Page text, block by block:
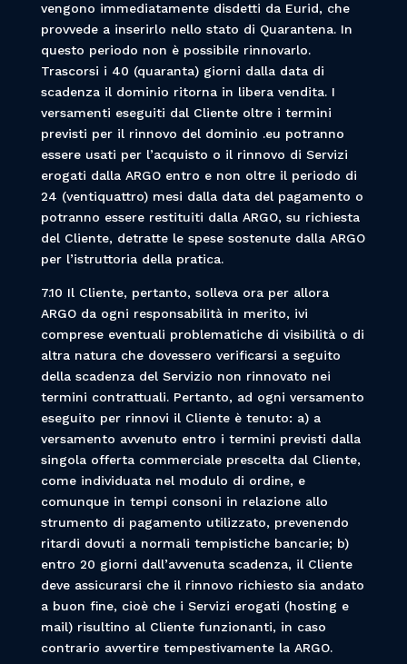
vengono immediatamente disdetti da Eurid, che
provvede a inserirlo nello stato di Quarantena. In
questo periodo non è possibile rinnovarlo.
Trascorsi i 40 (quaranta) giorni dalla data di
scadenza il dominio ritorna in libera vendita. I
versamenti eseguiti dal Cliente oltre i termini
previsti per il rinnovo del dominio .eu potranno
essere usati per l’acquisto o il rinnovo di Servizi
erogati dalla ARGO entro e non oltre il periodo di
24 (ventiquattro) mesi dalla data del pagamento o
potranno essere restituiti dalla ARGO, su richiesta
del Cliente, detratte le spese sostenute dalla ARGO
per l’istruttoria della pratica.
7.10 Il Cliente, pertanto, solleva ora per allora
ARGO da ogni responsabilità in merito, ivi
comprese eventuali problematiche di visibilità o di
altra natura che dovessero verificarsi a seguito
della scadenza del Servizio non rinnovato nei
termini contrattuali. Pertanto, ad ogni versamento
eseguito per rinnovi il Cliente è tenuto: a) a
versamento avvenuto entro i termini previsti dalla
singola offerta commerciale prescelta dal Cliente,
come individuata nel modulo di ordine, e
comunque in tempi consoni in relazione allo
strumento di pagamento utilizzato, prevenendo
ritardi dovuti a normali tempistiche bancarie; b)
entro 20 giorni dall’avvenuta scadenza, il Cliente
deve assicurarsi che il rinnovo richiesto sia andato
a buon fine, cioè che i Servizi erogati (hosting e
mail) risultino al Cliente funzionanti, in caso
contrario avvertire tempestivamente la ARGO.